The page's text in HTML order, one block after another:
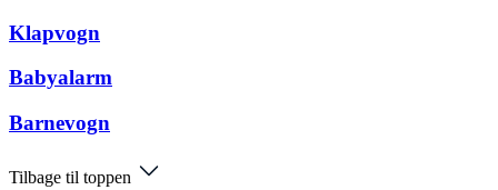
Klapvogn
Babyalarm
Barnevogn
Tilbage til toppen